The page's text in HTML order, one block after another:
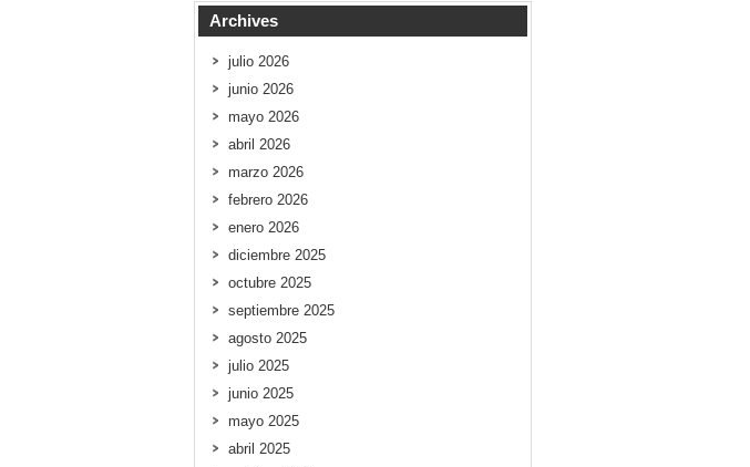
Archives
julio 2026
junio 2026
mayo 2026
abril 2026
marzo 2026
febrero 2026
enero 2026
diciembre 2025
octubre 2025
septiembre 2025
agosto 2025
julio 2025
junio 2025
mayo 2025
abril 2025